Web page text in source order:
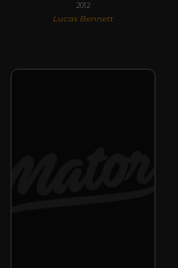
2012
Lucas Bennett